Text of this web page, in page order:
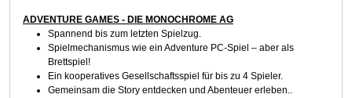
Produktbeschreibung
ADVENTURE GAMES - DIE MONOCHROME AG
Spannend bis zum letzten Spielzug.
Spielmechanismus wie ein Adventure PC-Spiel – aber als
Brettspiel!
Ein kooperatives Gesellschaftsspiel für bis zu 4 Spieler.
Gemeinsam die Story entdecken und Abenteuer erleben..
Truhen & Kisten (30)
Umhängetaschen (56)